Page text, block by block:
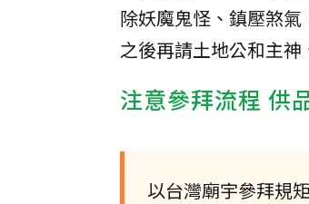
除妖魔鬼怪、鎮壓煞
之後再請土地公和主神
注意參拜流程 供
以台灣廟宇參拜規